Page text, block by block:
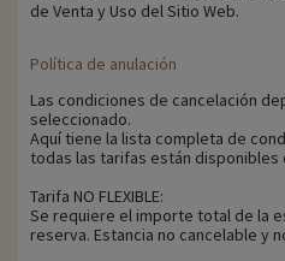
de Venta y Uso del Sitio Web.
Política de anulación
Las condiciones de cancelación
seleccionado.
Aquí tiene la lista completa de
todas las tarifas están disponibles
Tarifa NO FLEXIBLE:
Se requiere el importe total de la
reserva. Estancia no cancelable y